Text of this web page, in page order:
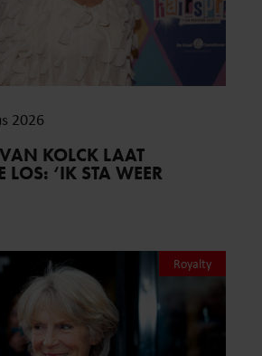
2026
KOLCK LAAT
LOS: ‘IK STA WEER
Royalty